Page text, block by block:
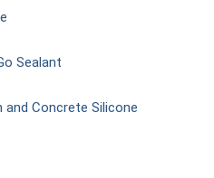
Sealant
and Concrete Silicone